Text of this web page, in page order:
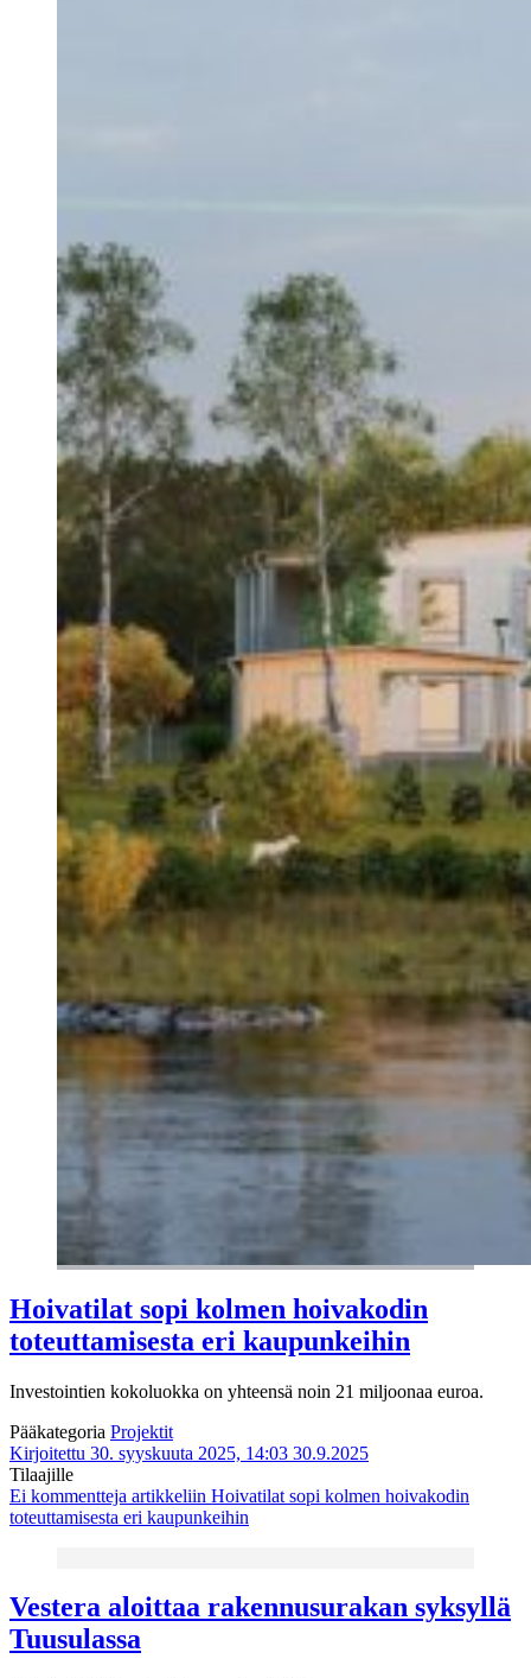
Hoivatilat sopi kolmen hoivakodin
toteuttamisesta eri kaupunkeihin
Investointien kokoluokka on yhteensä noin 21 miljoonaa euroa.
Pääkategoria Projektit
Kirjoitettu 30. syyskuuta 2025, 14:03 30.9.2025
Tilaajille
Ei kommentteja artikkeliin Hoivatilat sopi kolmen hoivakodin
toteuttamisesta eri kaupunkeihin
Vestera aloittaa rakennusurakan syksyllä
Tuusulassa